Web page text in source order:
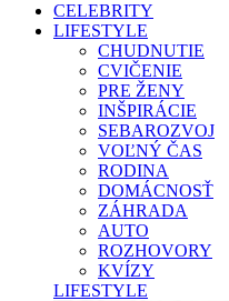
CELEBRITY
LIFESTYLE
CHUDNUTIE
CVIČENIE
PRE ŽENY
INŠPIRÁCIE
SEBAROZVOJ
VOĽNÝ ČAS
RODINA
DOMÁCNOSŤ
ZÁHRADA
AUTO
ROZHOVORY
KVÍZY
LIFESTYLE